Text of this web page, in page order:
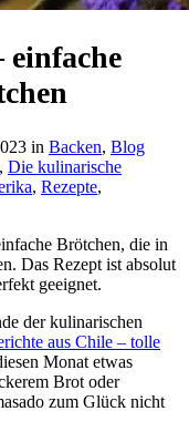
einfache
in Backen, Blog
, Die kulinarische
, Rezepte,
Brötchen, die in
Das Rezept ist absolut
geeignet.
der kulinarischen
aus Chile – tolle
Monat etwas
Brot oder
zum Glück nicht